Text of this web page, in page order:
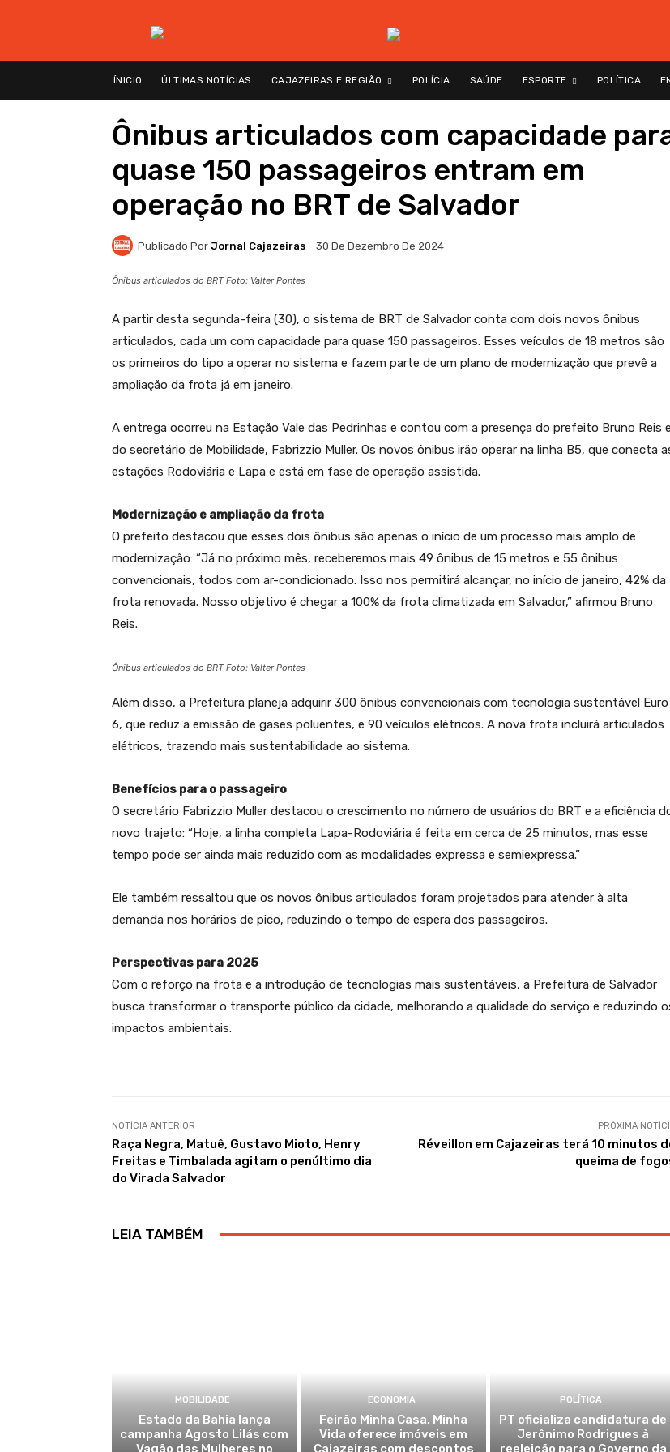
ÍNICIO ÚLTIMAS NOTÍCIAS CAJAZEIRAS E REGIÃO POLÍCIA SAÚDE ESPORTE POLÍTICA
Ônibus articulados com capacidade
quase 150 passageiros entram em
operação no BRT de Salvador
Publicado Por Jornal Cajazeiras 30 De Dezembro De 2024
Ônibus articulados do BRT Foto: Valter Pontes
A partir desta segunda-feira (30), o sistema de BRT de Salvador conta com dois novos ônibus
articulados, cada um com capacidade para quase 150 passageiros. Esses veículos de 18 metros são
os primeiros do tipo a operar no sistema e fazem parte de um plano de modernização que prevê a
ampliação da frota já em janeiro.
A entrega ocorreu na Estação Vale das Pedrinhas e contou com a presença do prefeito Bruno Reis e
do secretário de Mobilidade, Fabrizzio Muller. Os novos ônibus irão operar na linha B5, que conecta
estações Rodoviária e Lapa e está em fase de operação assistida.
Modernização e ampliação da frota
O prefeito destacou que esses dois ônibus são apenas o início de um processo mais amplo de
modernização: “Já no próximo mês, receberemos mais 49 ônibus de 15 metros e 55 ônibus
convencionais, todos com ar-condicionado. Isso nos permitirá alcançar, no início de janeiro, 42% da
frota renovada. Nosso objetivo é chegar a 100% da frota climatizada em Salvador,” afirmou Bruno
Reis.
Ônibus articulados do BRT Foto: Valter Pontes
Além disso, a Prefeitura planeja adquirir 300 ônibus convencionais com tecnologia sustentável Euro
6, que reduz a emissão de gases poluentes, e 90 veículos elétricos. A nova frota incluirá articulados
elétricos, trazendo mais sustentabilidade ao sistema.
Benefícios para o passageiro
O secretário Fabrizzio Muller destacou o crescimento no número de usuários do BRT e a eficiência
novo trajeto: “Hoje, a linha completa Lapa-Rodoviária é feita em cerca de 25 minutos, mas esse
tempo pode ser ainda mais reduzido com as modalidades expressa e semiexpressa.”
Ele também ressaltou que os novos ônibus articulados foram projetados para atender à alta
demanda nos horários de pico, reduzindo o tempo de espera dos passageiros.
Perspectivas para 2025
Com o reforço na frota e a introdução de tecnologias mais sustentáveis, a Prefeitura de Salvador
busca transformar o transporte público da cidade, melhorando a qualidade do serviço e reduzindo
impactos ambientais.
NOTÍCIA ANTERIOR
Raça Negra, Matuê, Gustavo Mioto, Henry
Freitas e Timbalada agitam o penúltimo dia
do Virada Salvador
PRÓXIMA
Réveillon em Cajazeiras terá 10 minutos
queima de
LEIA TAMBÉM
MOBILIDADE
Estado da Bahia lança
campanha Agosto Lilás com
Vagão das Mulheres no
ECONOMIA
Feirão Minha Casa, Minha
Vida oferece imóveis em
Cajazeiras com descontos
POLÍTICA
PT oficializa candidatura de
Jerônimo Rodrigues à
reeleição para o Governo da